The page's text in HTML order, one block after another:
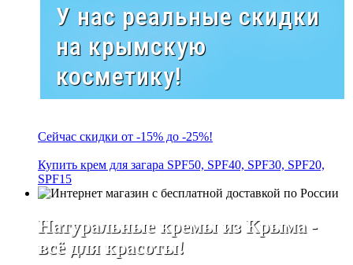
У нас реальные скидки
на крымскую
косметику!
Сейчас скидки от -15% до -25%!
Купить крем для загара SPF50, SPF40, SPF30, SPF20,
SPF15
Натуральные кремы из Крыма -
всё для красоты!